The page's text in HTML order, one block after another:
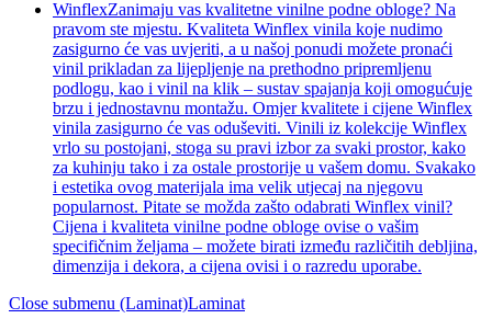
WinflexZanimaju vas kvalitetne vinilne podne obloge? Na
pravom ste mjestu. Kvaliteta Winflex vinila koje nudimo
zasigurno će vas uvjeriti, a u našoj ponudi možete pronaći
vinil prikladan za lijepljenje na prethodno pripremljenu
podlogu, kao i vinil na klik – sustav spajanja koji omogućuje
brzu i jednostavnu montažu. Omjer kvalitete i cijene Winflex
vinila zasigurno će vas oduševiti. Vinili iz kolekcije Winflex
vrlo su postojani, stoga su pravi izbor za svaki prostor, kako
za kuhinju tako i za ostale prostorije u vašem domu. Svakako
i estetika ovog materijala ima velik utjecaj na njegovu
popularnost. Pitate se možda zašto odabrati Winflex vinil?
Cijena i kvaliteta vinilne podne obloge ovise o vašim
specifičnim željama – možete birati između različitih debljina,
dimenzija i dekora, a cijena ovisi i o razredu uporabe.
Close submenu (Laminat)Laminat